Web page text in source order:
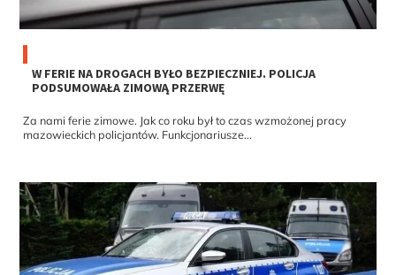
W FERIE NA DROGACH BYŁO BEZPIECZNIEJ. POLICJA
PODSUMOWAŁA ZIMOWĄ PRZERWĘ
Za nami ferie zimowe. Jak co roku był to czas wzmożonej pracy
mazowieckich policjantów. Funkcjonariusze...